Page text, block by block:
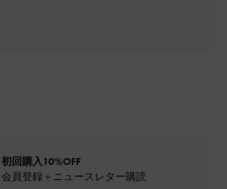
初回購入10%OFF
会員登録＋ニュースレター購読